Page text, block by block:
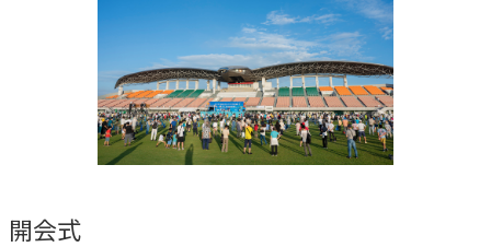
開会式